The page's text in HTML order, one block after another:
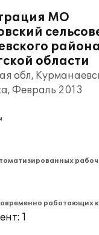
МО
района
области
обл,
Февраль 2013
работающих
1